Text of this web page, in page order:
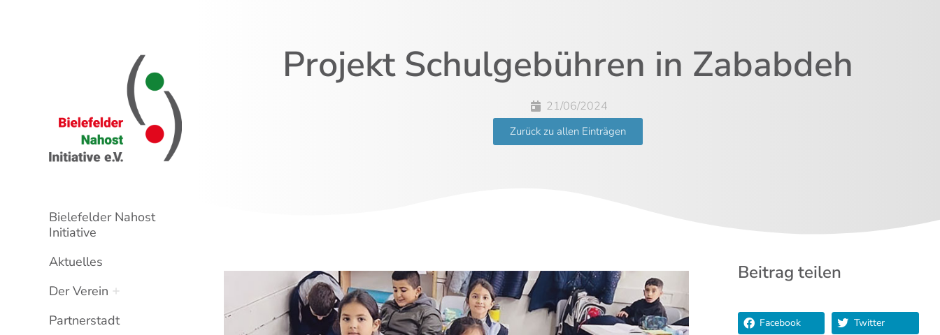
Bielefelder Nahost
Initiative
Aktuelles
Der Verein
Partnerstadt
Projekt Schulgebühren in Zababdeh
21/06/2024
Zurück zu allen Einträgen
Beitrag teilen
Facebook Twitter